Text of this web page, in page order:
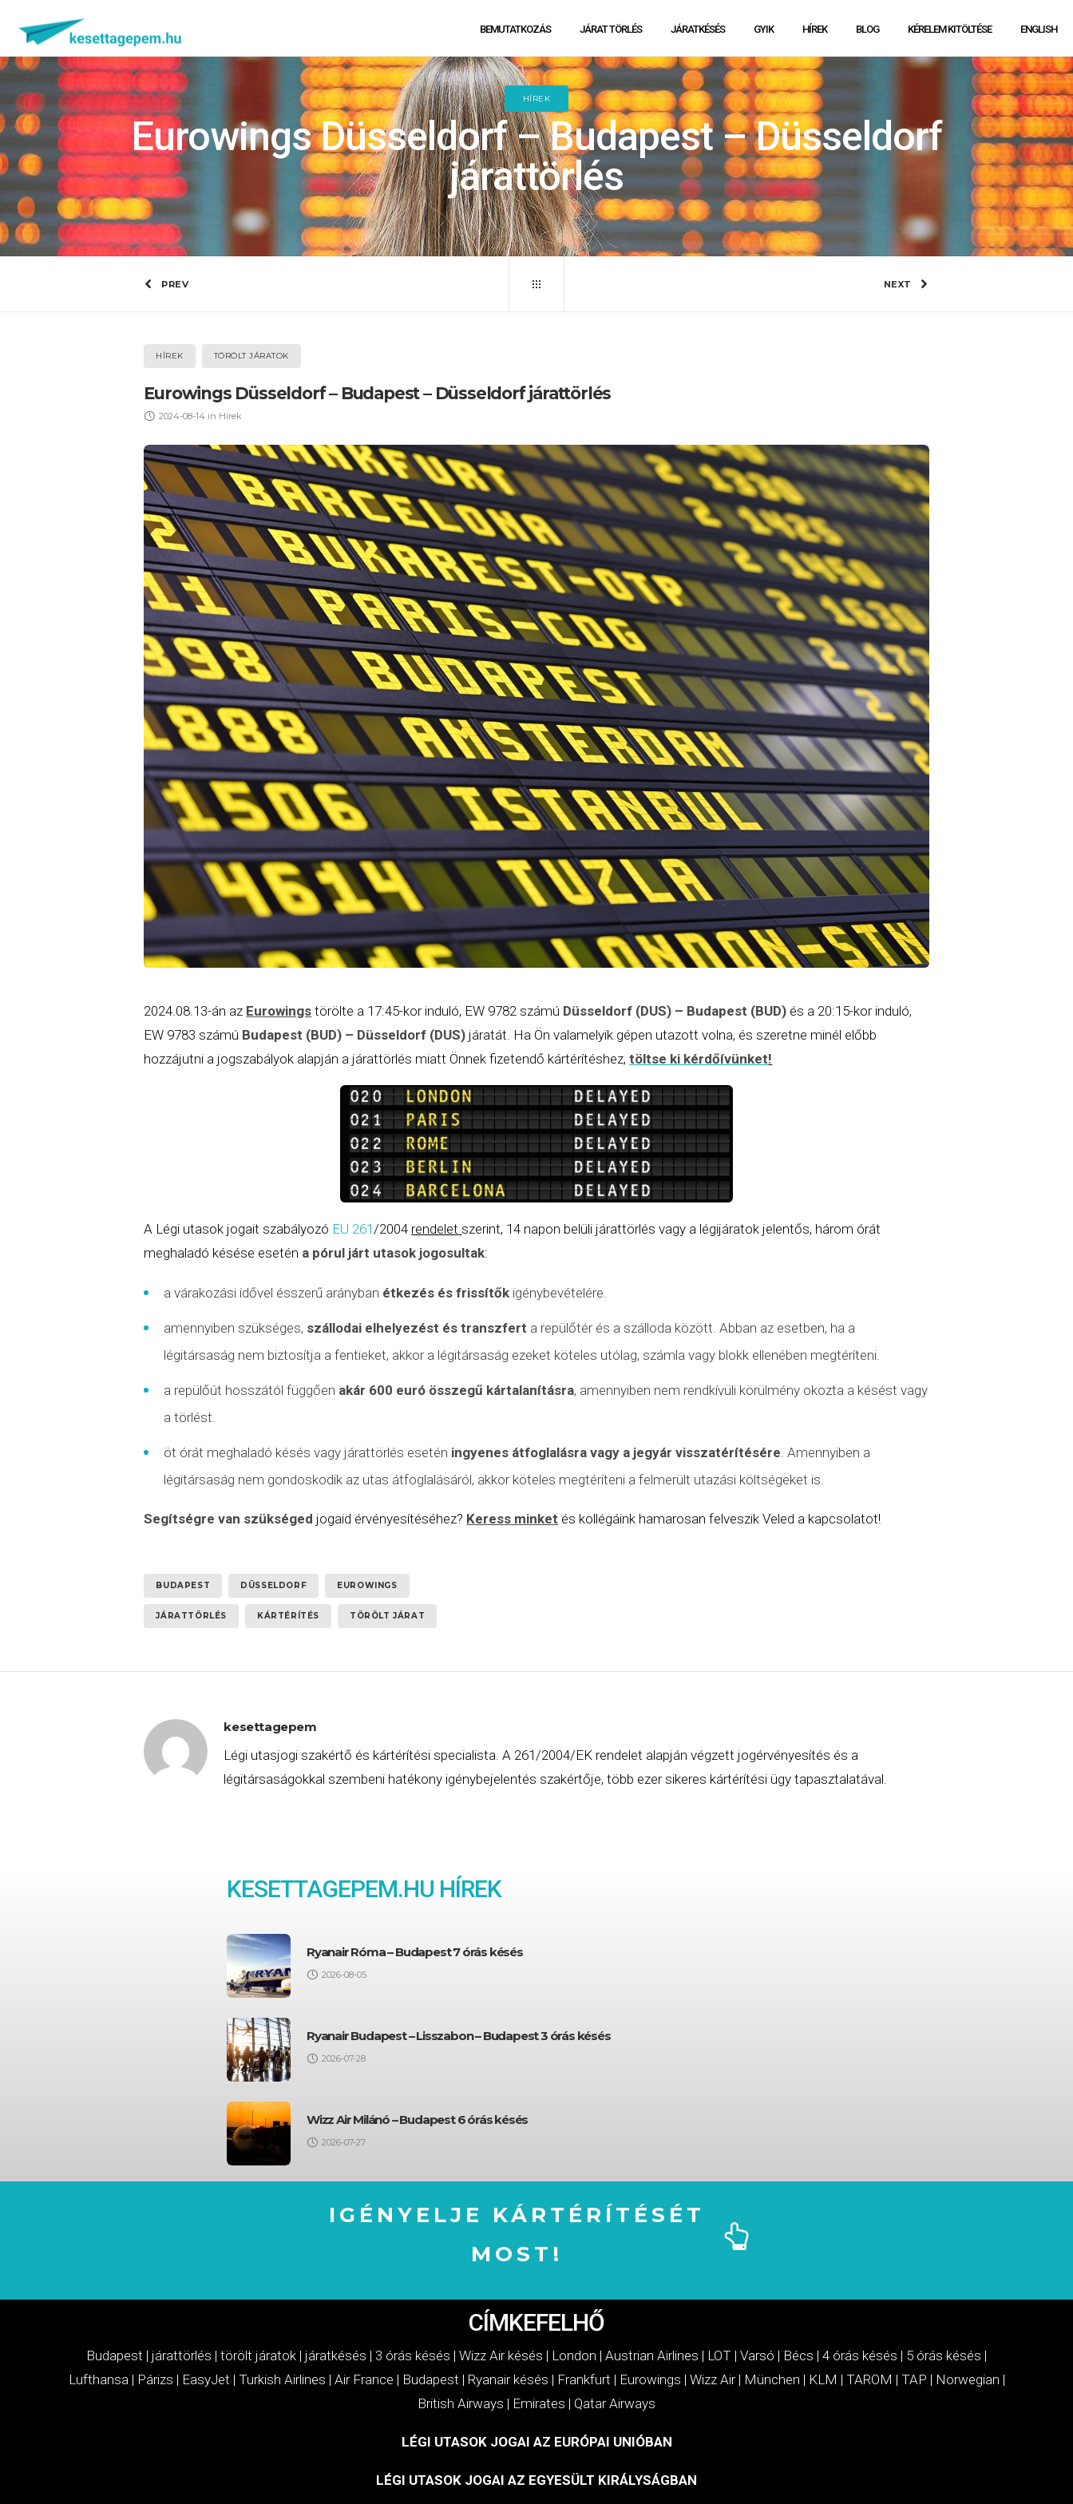
BEMUTATKOZÁS JÁRAT TÖRLÉS JÁRATKÉSÉS GYIK HÍREK BLOG KÉRELEM KITÖLTÉSE ENGLISH
HÍREK
Eurowings Düsseldorf – Budapest – Düsseldorf
járattörlés
PREV NEXT
HÍREK TÖRÖLT JÁRATOK
Eurowings Düsseldorf – Budapest – Düsseldorf járattörlés
2024-08-14 in Hírek
2024.08.13-án az Eurowings törölte a 17:45-kor induló, EW 9782 számú Düsseldorf (DUS) – Budapest (BUD) és a 20:15-kor induló,
EW 9783 számú Budapest (BUD) – Düsseldorf (DUS) járatát. Ha Ön valamelyik gépen utazott volna, és szeretne minél előbb
hozzájutni a jogszabályok alapján a járattörlés miatt Önnek fizetendő kártérítéshez, töltse ki kérdőívünket!
A Légi utasok jogait szabályozó EU 261 /2004 rendelet szerint, 14 napon belüli járattörlés vagy a légijáratok jelentős, három órát
meghaladó késése esetén a pórul járt utasok jogosultak:
a várakozási idővel ésszerű arányban étkezés és frissítők igénybevételére.
amennyiben szükséges, szállodai elhelyezést és transzfert a repülőtér és a szálloda között. Abban az esetben, ha a
légitársaság nem biztosítja a fentieket, akkor a légitársaság ezeket köteles utólag, számla vagy blokk ellenében megtéríteni.
a repülőút hosszától függően akár 600 euró összegű kártalanításra, amennyiben nem rendkívüli körülmény okozta a késést vagy
a törlést.
öt órát meghaladó késés vagy járattörlés esetén ingyenes átfoglalásra vagy a jegyár visszatérítésére . Amennyiben a
légitársaság nem gondoskodik az utas átfoglalásáról, akkor köteles megtéríteni a felmerült utazási költségeket is.
Segítségre van szükséged jogaid érvényesítéséhez? Keress minket és kollégáink hamarosan felveszik Veled a kapcsolatot!
BUDAPEST DÜSSELDORF EUROWINGS
JÁRATTÖRLÉS KÁRTÉRÍTÉS TÖRÖLT JÁRAT
kesettagepem
Légi utasjogi szakértő és kártérítési specialista. A 261/2004/EK rendelet alapján végzett jogérvényesítés és a
légitársaságokkal szembeni hatékony igénybejelentés szakértője, több ezer sikeres kártérítési ügy tapasztalatával.
KESETTAGEPEM.HU HÍREK
Ryanair Róma – Budapest 7 órás késés
2026-08-05
Ryanair Budapest – Lisszabon – Budapest 3 órás késés
2026-07-28
Wizz Air Milánó – Budapest 6 órás késés
2026-07-27
IGÉNYELJE KÁRTÉRÍTÉSÉT
MOST!
CÍMKEFELHŐ
Budapest | járattörlés | törölt járatok | járatkésés | 3 órás késés | Wizz Air késés | London | Austrian Airlines | LOT | Varsó | Bécs | 4 órás késés | 5 órás késés |
Lufthansa | Párizs | EasyJet | Turkish Airlines | Air France | Budapest | Ryanair késés | Frankfurt | Eurowings | Wizz Air| München | KLM | TAROM | TAP | Norwegian |
British Airways | Emirates | Qatar Airways
LÉGI UTASOK JOGAI AZ EURÓPAI UNIÓBAN
LÉGI UTASOK JOGAI AZ EGYESÜLT KIRÁLYSÁGBAN